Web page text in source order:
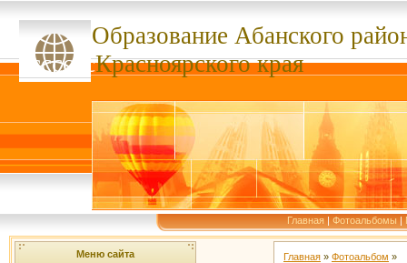
Образование Абанского
сссссссКрасноярского края
Главная | Фотоальбомы |
Меню сайта Главная » Фотоальбом »